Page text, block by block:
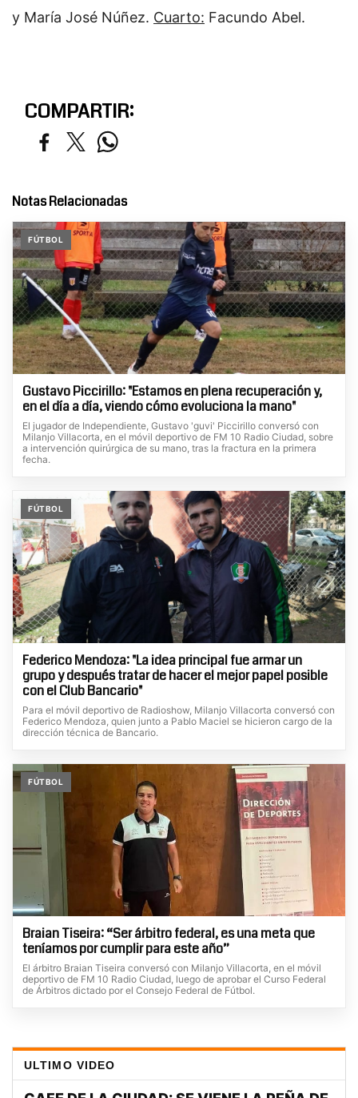
y María José Núñez. Cuarto: Facundo Abel.
COMPARTIR:
Notas Relacionadas
FÚTBOL
Gustavo Piccirillo: "Estamos en plena recuperación y,
en el día a día, viendo cómo evoluciona la mano"
El jugador de Independiente, Gustavo 'guvi' Piccirillo conversó con
Milanjo Villacorta, en el móvil deportivo de FM 10 Radio Ciudad, sobre
a intervención quirúrgica de su mano, tras la fractura en la primera
fecha.
FÚTBOL
Federico Mendoza: "La idea principal fue armar un
grupo y después tratar de hacer el mejor papel posible
con el Club Bancario"
Para el móvil deportivo de Radioshow, Milanjo Villacorta conversó con
Federico Mendoza, quien junto a Pablo Maciel se hicieron cargo de la
dirección técnica de Bancario.
FÚTBOL
Braian Tiseira: “Ser árbitro federal, es una meta que
teníamos por cumplir para este año”
El árbitro Braian Tiseira conversó con Milanjo Villacorta, en el móvil
deportivo de FM 10 Radio Ciudad, luego de aprobar el Curso Federal
de Árbitros dictado por el Consejo Federal de Fútbol.
ULTIMO VIDEO